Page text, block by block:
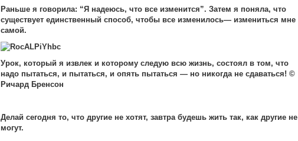
Раньше я говорила: “Я надеюсь, что все изменится”. Затем я поняла, что
существует единственный способ, чтобы все изменилось— измениться мне
самой.
Урок, который я извлек и которому следую всю жизнь, состоял в том, что
надо пытаться, и пытаться, и опять пытаться — но никогда не сдаваться! ©
Ричард Бренсон
Делай сегодня то, что другие не хотят, завтра будешь жить так, как другие не
могут.